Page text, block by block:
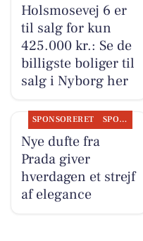
Holsmosevej 6 er
til salg for kun
425.000 kr.: Se de
billigste boliger til
salg i Nyborg her
SPONSORERET SPONSORERET INDHOLD
Nye dufte fra
Prada giver
hverdagen et strejf
af elegance